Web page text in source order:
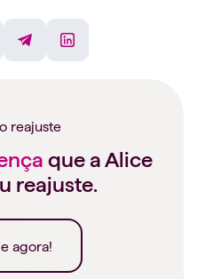
TelegramLinkedin
reajuste
que a Alice
reajuste.
agora!